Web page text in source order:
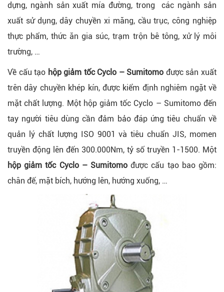
dựng, ngành sản xuất mía đường, trong các ngành sản
xuất sử dụng, dây chuyền xi măng, cầu trục, công nghiệp
thực phẩm, thức ăn gia súc, trạm trộn bê tông, xử lý môi
trường, …
Về cấu tạo hộp giảm tốc Cyclo – Sumitomo được sản xuất
trên dây chuyền khép kín, được kiểm định nghiêm ngặt về
mặt chất lượng. Một hộp giảm tốc Cyclo – Sumitomo đến
tay người tiêu dùng cần đảm bảo đáp ứng tiêu chuẩn về
quản lý chất lượng ISO 9001 và tiêu chuẩn JIS, momen
truyền động lên đến 300.000Nm, tỷ số truyền 1-1500. Một
hộp giảm tốc Cyclo – Sumitomo được cấu tạo bao gồm:
chân đế, mặt bích, hướng lên, hướng xuống, …